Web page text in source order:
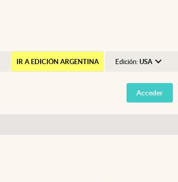
IR A EDICIÓN ARGENTINA Edición: USA
Argentina
España
Acceder